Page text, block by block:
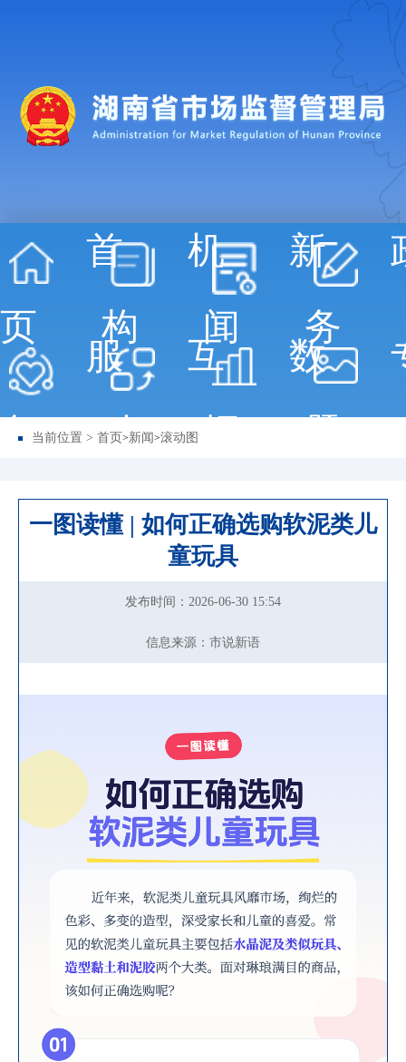
首
页
机
构
新
闻 务
服
务
互
动
数
据 题
当前位置 > 首页 >新闻>滚动图
一图读懂 | 如何正确选购软泥类儿
童玩具
发布时间：2026-06-30 15:54
信息来源：市说新语